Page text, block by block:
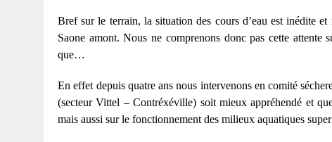
Bref sur le terrain, la situation des cours d’eau est inédite
Saone amont. Nous ne comprenons donc pas cette attente
que…
En effet depuis quatre ans nous intervenons en comité
(secteur Vittel – Contréxéville) soit mieux appréhendé et
mais aussi sur le fonctionnement des milieux aquatiques